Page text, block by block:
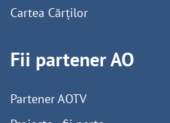
Cartea Cărților
Fii partener AO
Partener AOTV